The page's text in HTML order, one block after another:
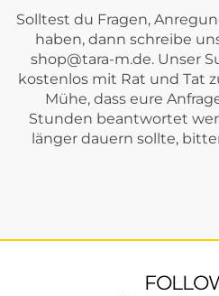
Solltest du Fragen,
haben, dann schreibe
shop@tara-m.de. Unser
kostenlos mit Rat und Tat
Mühe, dass eure
Stunden beantwortet
länger dauern sollte,